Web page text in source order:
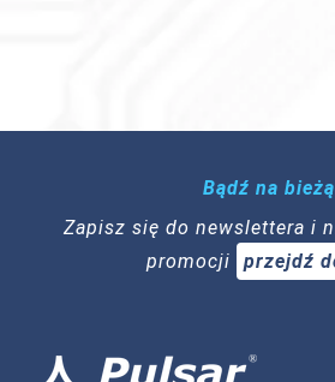
Bądź na
Zapisz się do newslettera i
promocji
przejdź